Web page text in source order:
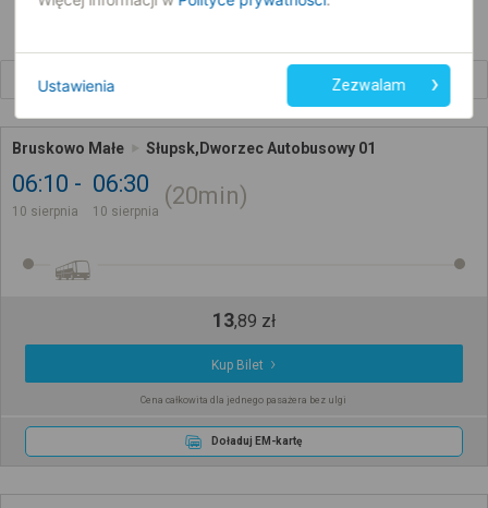
Bruskowo Małe Słupsk,Dworzec Autobusowy 01
06:10
10 sierpnia
06:30
10 sierpnia
20min
13,89 zł
Kup Bilet
Cena całkowita dla jednego pasażera bez ulgi
Doładuj EM-kartę
Ustawienia Zezwalam